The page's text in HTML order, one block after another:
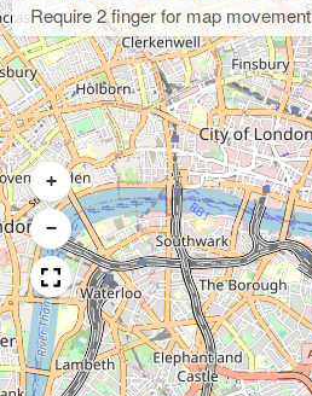
+
−
Require 2 finger for map movement